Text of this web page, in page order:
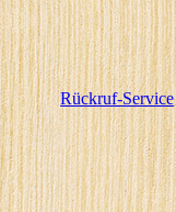
Rückruf-Service